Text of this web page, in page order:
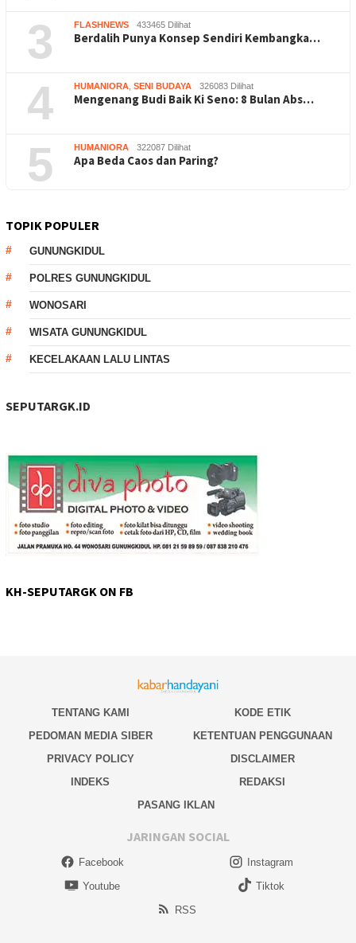
3 FLASHNEWS 433465 Dilihat
Berdalih Punya Konsep Sendiri Kembangka…
4 HUMANIORA SENI BUDAYA 326083 Dilihat
Mengenang Budi Baik Ki Seno: 8 Bulan Abs…
5 HUMANIORA 322087 Dilihat
Apa Beda Caos dan Paring?
TOPIK POPULER
GUNUNGKIDUL
POLRES GUNUNGKIDUL
WONOSARI
WISATA GUNUNGKIDUL
KECELAKAAN LALU LINTAS
SEPUTARGK.ID
KH-SEPUTARGK ON FB
TENTANG KAMI
KODE ETIK
PEDOMAN MEDIA SIBER
KETENTUAN PENGGUNAAN
PRIVACY POLICY
DISCLAIMER
INDEKS
REDAKSI
PASANG IKLAN
JARINGAN SOCIAL
Facebook
Instagram
Youtube
Tiktok
RSS